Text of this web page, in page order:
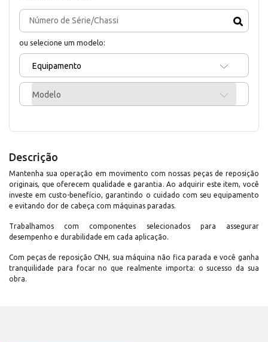
ou selecione um modelo:
Equipamento
Modelo
Descrição
Mantenha sua operação em movimento com nossas peças de reposição
originais, que oferecem qualidade e garantia. Ao adquirir este item, você
investe em custo-benefício, garantindo o cuidado com seu equipamento
e evitando dor de cabeça com máquinas paradas.
Trabalhamos com componentes selecionados para assegurar
desempenho e durabilidade em cada aplicação.
Com peças de reposição CNH, sua máquina não fica parada e você ganha
tranquilidade para focar no que realmente importa: o sucesso da sua
obra.